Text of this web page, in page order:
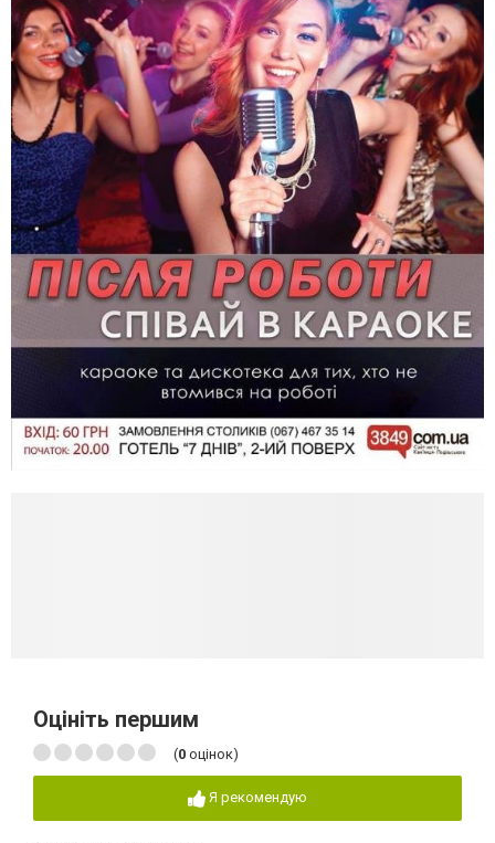
Оцініть першим
(0 оцінок)
Я рекомендую